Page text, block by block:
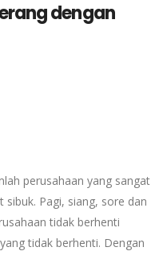
dengan
perusahaan yang sangat
Pagi, siang, sore dan
tidak berhenti
tidak berhenti. Dengan